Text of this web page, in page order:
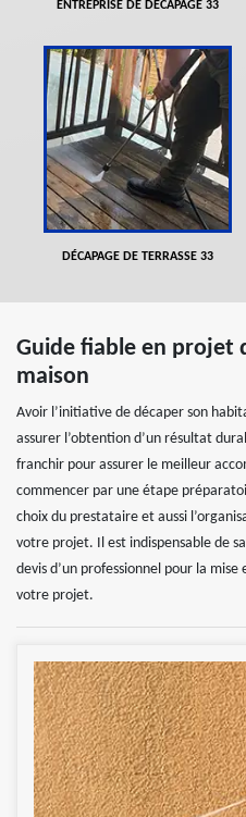
ENTREPRISE DE DÉCAPAGE 33
DÉCAPAGE DE TERRASSE 33
Guide fiable en projet
maison
Avoir l’initiative de décaper son
assurer l’obtention d’un résultat
franchir pour assurer le meilleur
commencer par une étape
choix du prestataire et aussi
votre projet. Il est indispensable de
devis d’un professionnel pour la
votre projet.